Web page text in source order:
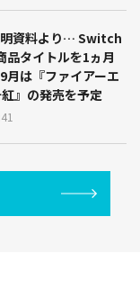
資料より… Switch
品タイトルを1ヵ月
は『ファイアーエ
』の発売を予定